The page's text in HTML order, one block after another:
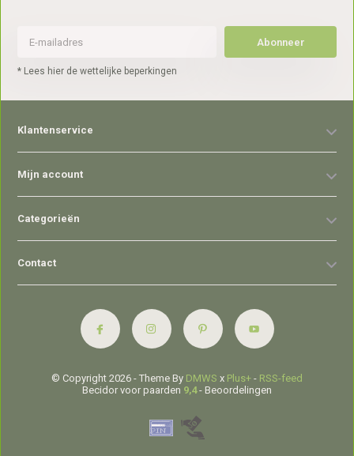
Abonneer
* Lees hier de wettelijke beperkingen
Klantenservice
Mijn account
Categorieën
Contact
© Copyright 2026 - Theme By DMWS x Plus+ - RSS-feed
Becidor voor paarden 9,4- Beoordelingen